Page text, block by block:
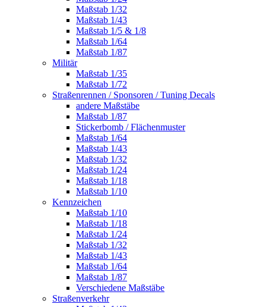
Maßstab 1/32
Maßstab 1/43
Maßstab 1/5 & 1/8
Maßstab 1/64
Maßstab 1/87
Militär
Maßstab 1/35
Maßstab 1/72
Straßenrennen / Sponsoren / Tuning Decals
andere Maßstäbe
Maßstab 1/87
Stickerbomb / Flächenmuster
Maßstab 1/64
Maßstab 1/43
Maßstab 1/32
Maßstab 1/24
Maßstab 1/18
Maßstab 1/10
Kennzeichen
Maßstab 1/10
Maßstab 1/18
Maßstab 1/24
Maßstab 1/32
Maßstab 1/43
Maßstab 1/64
Maßstab 1/87
Verschiedene Maßstäbe
Straßenverkehr